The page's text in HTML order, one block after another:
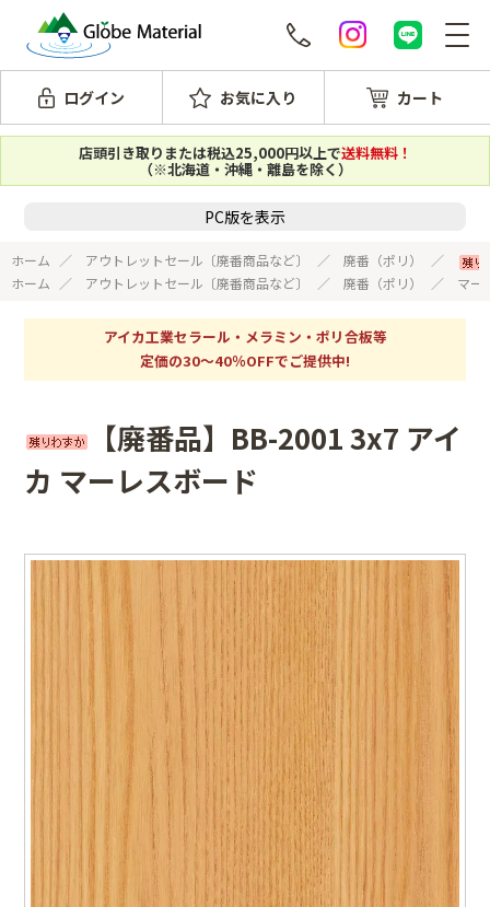
ログイン お気に入り カート
店頭引き取りまたは税込25,000円以上で送料無料！
（※北海道・沖縄・離島を除く）
PC版を表示
ホーム アウトレットセール〔廃番商品など〕
廃番（ポリ）
ホーム
アウトレットセール〔廃番商品など〕 廃番（ポリ） マー
アイカ工業セラール・メラミン・ポリ合板等
定価の30～40％OFFでご提供中!
【廃番品】BB-2001 3x7 アイ
カ マーレスボード